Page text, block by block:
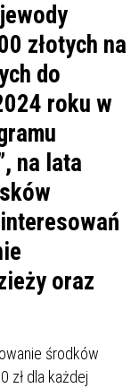
złotych na
do
roku w
na lata
oraz
środków
zł dla każdej